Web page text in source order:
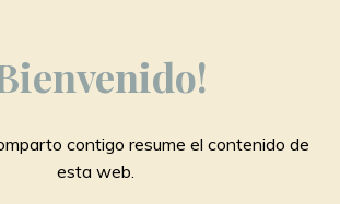
!
contigo resume el contenido de
esta web.